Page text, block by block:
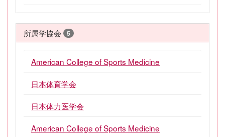
所属学協会 5
American College of Sports Medicine
日本体育学会
日本体力医学会
American College of Sports Medicine